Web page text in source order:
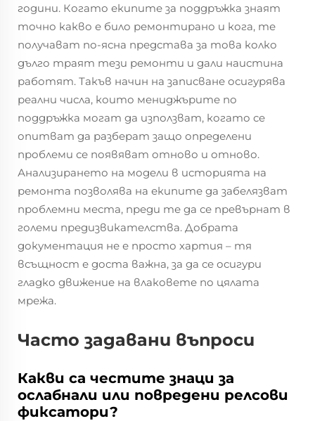
години. Когато екипите за поддръжка знаят
точно какво е било ремонтирано и кога, те
получават по-ясна представа за това колко
дълго траят тези ремонти и дали наистина
работят. Такъв начин на записване осигурява
реални числа, които мениджърите по
поддръжка могат да използват, когато се
опитват да разберат защо определени
проблеми се появяват отново и отново.
Анализирането на модели в историята на
ремонта позволява на екипите да забелязват
проблемни места, преди те да се превърнат в
големи предизвикателства. Добрата
документация не е просто хартия – тя
всъщност е доста важна, за да се осигури
гладко движение на влаковете по цялата
мрежа.
Часто задавани въпроси
Какви са честите знаци за
ослабнали или повредени релсови
фиксатори?